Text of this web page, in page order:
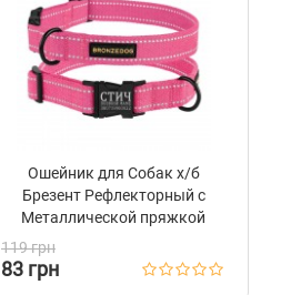
Ошейник для Собак х/б
Брезент Рефлекторный c
Металлической пряжкой
Bronzedog Сotton Розовый
119 грн
83 грн